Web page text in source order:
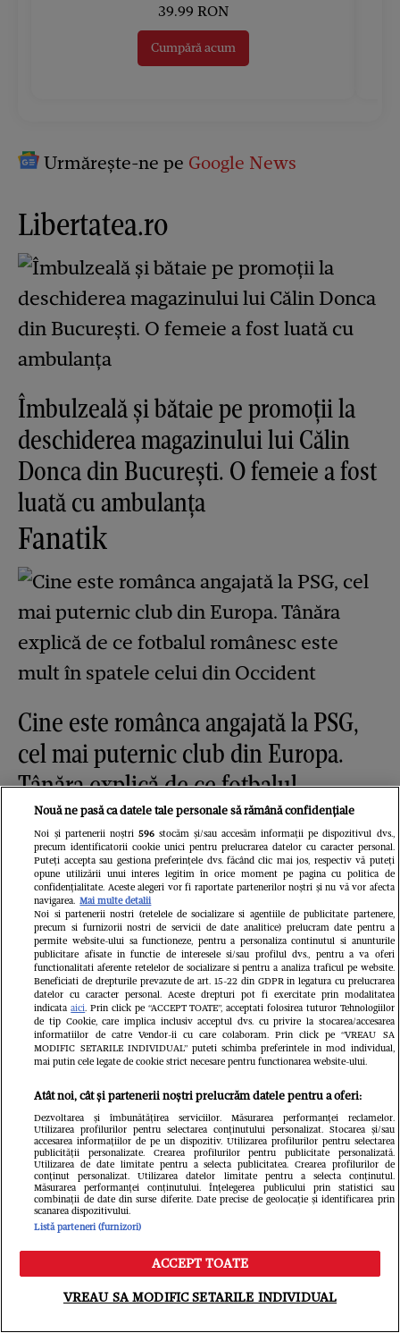
39.99 RON
Cumpără acum
Urmărește-ne pe Google News
Libertatea.ro
Îmbulzeală și bătaie pe promoții la
deschiderea magazinului lui Călin
Donca din București. O femeie a fost
luată cu ambulanța
Fanatik
Cine este românca angajată la PSG,
cel mai puternic club din Europa.
Tânăra explică de ce fotbalul
românesc este mult în spatele celui
din Occident
GSP.ro
Ghencea superbă: reprezentanta
României la „Miss Universe” și-a
susținut favoritul din tribune, la
FCSB - FC Argeș
Redactia.ro
Meniu Caută
Nouă ne pasă ca datele tale personale să rămână confidențiale
Noi și partenerii noștri 596stocăm și/sau accesăm informații pe dispozitivul dvs.,
precum identificatorii cookie unici pentru prelucrarea datelor cu caracter personal.
Puteți accepta sau gestiona preferințele dvs. făcând clic mai jos, respectiv vă puteți
opune utilizării unui interes legitim în orice moment pe pagina cu politica de
confidențialitate. Aceste alegeri vor fi raportate partenerilor noștri și nu vă vor afecta
navigarea. Mai multe detalii
Noi si partenerii nostri (retelele de socializare si agentiile de publicitate partenere,
precum si furnizorii nostri de servicii de date analitice) prelucram date pentru a
permite website-ului sa functioneze, pentru a personaliza continutul si anunturile
publicitare afisate in functie de interesele si/sau profilul dvs., pentru a va oferi
functionalitati aferente retelelor de socializare si pentru a analiza traficul pe website.
Beneficiati de drepturile prevazute de art. 15-22 din GDPR in legatura cu prelucrarea
datelor cu caracter personal. Aceste drepturi pot fi exercitate prin modalitatea
indicataaici. Prin click pe “ACCEPT TOATE”, acceptati folosirea tuturor Tehnologiilor
de tip Cookie, care implica inclusiv acceptul dvs. cu privire la stocarea/accesarea
informatiilor de catre Vendor-ii cu care colaboram. Prin click pe “VREAU SA
MODIFIC SETARILE INDIVIDUAL” puteti schimba preferintele in mod individual,
mai putin cele legate de cookie strict necesare pentru functionarea website-ului.
Atât noi, cât și partenerii noștri prelucrăm datele pentru a oferi:
Dezvoltarea și îmbunătățirea serviciilor. Măsurarea performanței reclamelor.
Utilizarea profilurilor pentru selectarea conținutului personalizat. Stocarea și/sau
accesarea informațiilor de pe un dispozitiv. Utilizarea profilurilor pentru selectarea
publicității personalizate. Crearea profilurilor pentru publicitate personalizată.
Utilizarea de date limitate pentru a selecta publicitatea. Crearea profilurilor de
conținut personalizat. Utilizarea datelor limitate pentru a selecta conținutul.
Măsurarea performanței conținutului. Înțelegerea publicului prin statistici sau
combinații de date din surse diferite. Date precise de geolocație și identificarea prin
scanarea dispozitivului.
Listă parteneri (furnizori)
ACCEPT TOATE
VREAU SA MODIFIC SETARILE INDIVIDUAL